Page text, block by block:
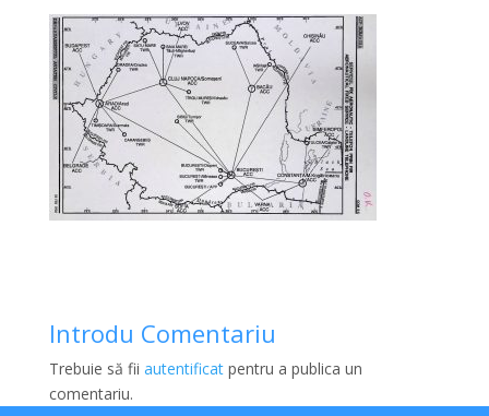
Introdu Comentariu
Trebuie să fii autentificatpentru a publica un
comentariu.